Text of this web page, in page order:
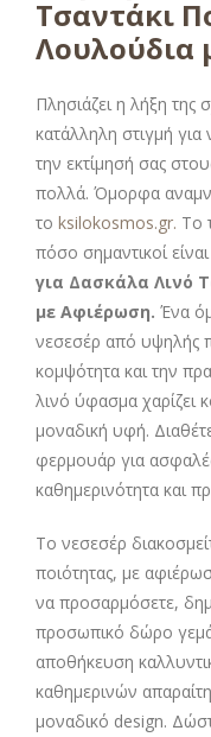
Τσαντάκι
Λουλούδια
Πλησιάζει η λήξη της
κατάλληλη στιγμή
την εκτίμησή σας
πολλά. Όμορφα
το ksilokosmos.gr. Το
πόσο σημαντικοί
για Δασκάλα Λινό
με Αφιέρωση. Ένα
νεσεσέρ από υψηλής
κομψότητα και την
λινό ύφασμα χαρίζει
μοναδική υφή.
φερμουάρ για
καθημερινότητα και
Το νεσεσέρ
ποιότητας, με
να προσαρμόσετε,
προσωπικό δώρο
αποθήκευση
καθημερινών
μοναδικό design.